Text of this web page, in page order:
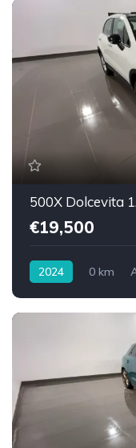
500X Dolcevita
€19,500
2024 0 km